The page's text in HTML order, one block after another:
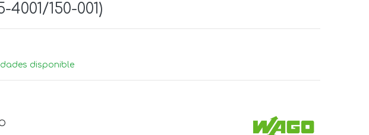
4001/150-001)
disponible